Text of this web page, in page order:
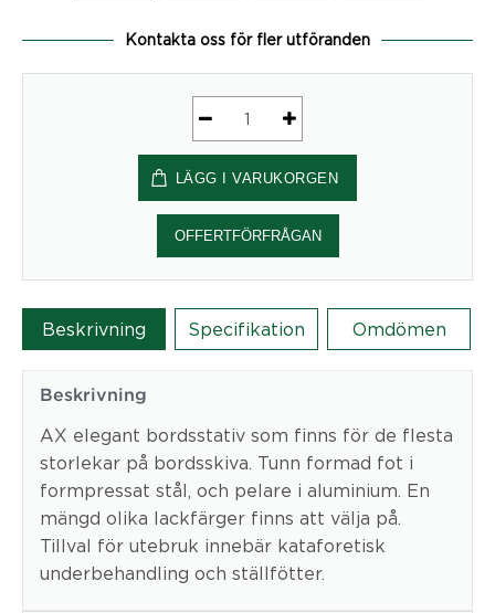
Kontakta oss för fler utföranden
Bordstativ
AX
mängd
LÄGG I VARUKORGEN
OFFERTFÖRFRÅGAN
Beskrivning Specifikation Omdömen
Beskrivning
AX elegant bordsstativ som finns för de flesta
storlekar på bordsskiva. Tunn formad fot i
formpressat stål, och pelare i aluminium. En
mängd olika lackfärger finns att välja på.
Tillval för utebruk innebär kataforetisk
underbehandling och ställfötter.